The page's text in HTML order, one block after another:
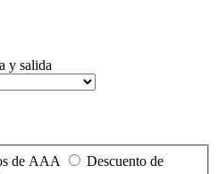
y salida
de AAA
Descuento de